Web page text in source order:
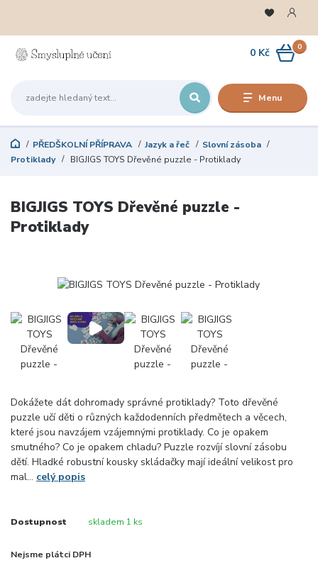
Menu
0
0 Kč
PŘEDŠKOLNÍ PŘÍPRAVA Jazyk a řeč
Slovní zásoba
Protiklady
BIGJIGS TOYS Dřevěné puzzle - Protiklady
BIGJIGS TOYS Dřevěné puzzle -
Protiklady
Dokážete dát dohromady správné protiklady? Toto dřevěné
puzzle učí děti o různých každodenních předmětech a věcech,
které jsou navzájem vzájemnými protiklady. Co je opakem
smutného? Co je opakem chladu? Puzzle rozvíjí slovní zásobu
dětí. Hladké robustní kousky skládačky mají ideální velikost pro
mal... celý popis
Dostupnost skladem 1 ks
Nejsme plátci DPH